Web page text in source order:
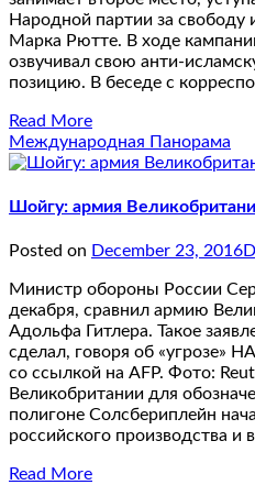
Народной партии за
Марка Рютте. В ходе
озвучивал свою анти-
позицию. В беседе с
Read More
Международная Панорама
Шойгу: армия
Posted on December 23, 2016
Министр обороны России
декабря, сравнил армию
Адольфа Гитлера. Такое
сделал, говоря об «угрозе»
со ссылкой на AFP. Фото:
Великобритании для
полигоне Солсбериплейн
российского производства и
Read More